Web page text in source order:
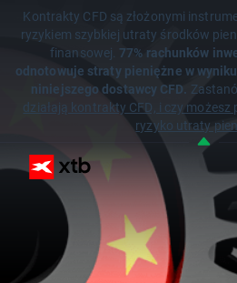
Kontrakty CFD są złożonymi
ryzykiem szybkiej utraty środków
finansowej. 77% rachunków
odnotowuje straty pieniężne w
niniejszego dostawcy CFD.
działają kontrakty CFD, i czy
ryzyko utraty